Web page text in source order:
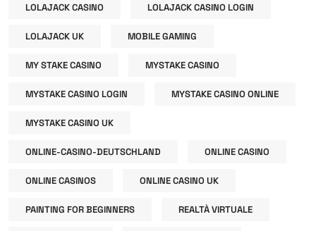
LOLAJACK CASINO LOLAJACK CASINO LOGIN
LOLAJACK UK MOBILE GAMING
MY STAKE CASINO MYSTAKE CASINO
MYSTAKE CASINO LOGIN MYSTAKE CASINO ONLINE
MYSTAKE CASINO UK
ONLINE-CASINO-DEUTSCHLAND ONLINE CASINO
ONLINE CASINOS ONLINE CASINO UK
PAINTING FOR BEGINNERS REALTÀ VIRTUALE